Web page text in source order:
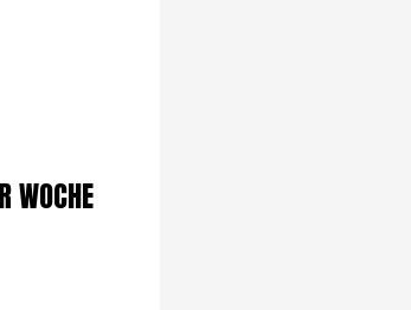
WOCHE